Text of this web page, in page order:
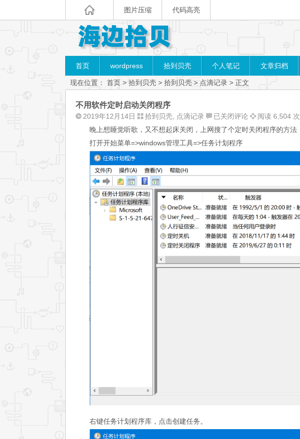
图片压缩 代码高亮
首页 wordpress 拾到贝壳 个人笔记 文章归档
现在位置： 首页 > 拾到贝壳 > 拾到贝壳 > 点滴记录 > 正文
不用软件定时启动关闭程序
2019年12月14日 拾到贝壳 点滴记录
不
用
件
动
关
闭
程
序
已关闭评论
阅读 6,504 次
晚上想睡觉听歌，又不想起床关闭，上网搜了个定时关闭程序的方法
打开开始菜单=>windows管理工具=>任务计划程序
右键任务计划程序库，点击创建任务。